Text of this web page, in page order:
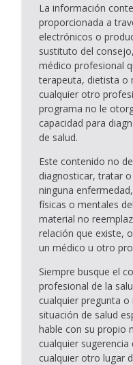
La información
proporcionada a
electrónicos o
sustituto del
médico profesional
terapeuta, dietista o
cualquier otro
programa no le
capacidad para
de salud.
Este contenido no
diagnosticar, tratar
ninguna
físicas o mentales
material no
relación que existe,
un médico u otro
Siempre busque el
profesional de la
cualquier pregunta
situación de salud
hable con su propio
cualquier
cualquier otro lugar